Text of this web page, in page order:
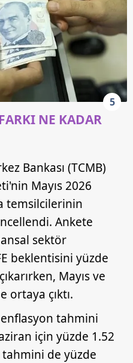
5
NE KADAR
Bankası (TCMB)
Mayıs 2026
temsilcilerinin
Ankete
sektör
beklentisini yüzde
Mayıs ve
ortaya çıktı.
tahmini
için yüzde 1.52
tahmini de yüzde